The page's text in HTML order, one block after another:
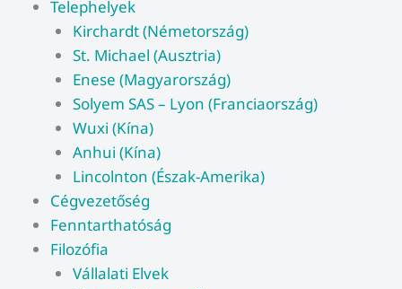
Telephelyek
Kirchardt (Németország)
St. Michael (Ausztria)
Enese (Magyarország)
Solyem SAS – Lyon (Franciaország)
Wuxi (Kína)
Anhui (Kína)
Lincolnton (Észak-Amerika)
Cégvezetőség
Fenntarthatóság
Filozófia
Vállalati Elvek